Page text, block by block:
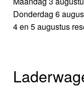
Donderdag 6
4 en 5 augustus